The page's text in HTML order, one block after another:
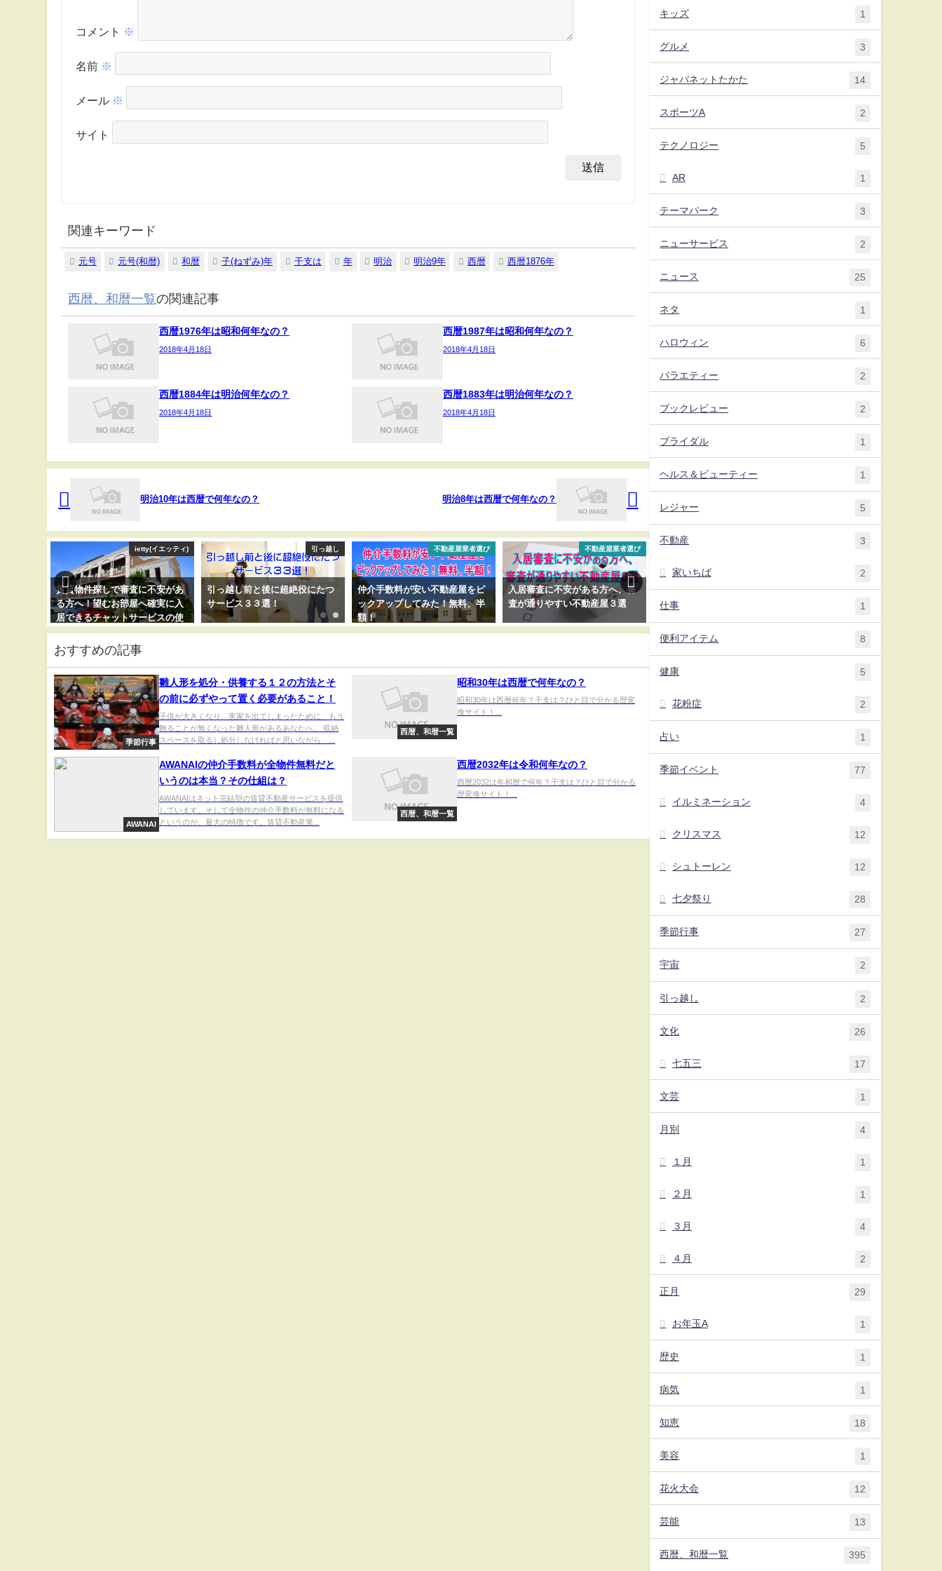
コメント ※
名前 ※
メール ※
サイト
関連キーワード
元号 元号(和暦) 和暦 子(ねずみ)年 干支は 年 明治 明治9年 西暦 西暦1876年
西暦、和暦一覧の関連記事
西暦1976年は昭和何年なの？
2018年4月18日
西暦1987年は昭和何年なの？
2018年4月18日
西暦1884年は明治何年なの？
2018年4月18日
西暦1883年は明治何年なの？
2018年4月18日
明治10年は西暦で何年なの？ 明治8年は西暦で何年なの？
ietty(イエッティ)
賃貸物件探しで審査に不安があ
る方へ！望むお部屋へ確実に入
居できるチャットサービスの使
い方！
引っ越し
引っ越し前と後に超絶役にたつ
サービス３３選！
不動産屋業者選び
仲介手数料が安い不動産屋をピ
ックアップしてみた！無料、半
額！
不動産屋業者選び
入居審査に不安がある方へ、審
査が通りやすい不動産屋３選
引っ越し費用！見積もりをドド
ーンと極限まで安くする誰にで
賃貸物件探しで審査に不安があ
る方へ！望むお部屋へ確実に入
おすすめの記事
季節行事
雛人形を処分・供養する１２の方法とそ
の前に必ずやって置く必要があること！
子供が大きくなり、実家を出てしまったために、もう
飾ることが無くなった雛人形があるあなたへ。 収納
スペースを取るし処分しなければと思いながら、...
西暦、和暦一覧
昭和30年は西暦で何年なの？
昭和30年は西暦何年？干支は？ひと目で分かる歴変
換サイト！...
AWANAI
AWANAIの仲介手数料が全物件無料だと
いうのは本当？その仕組は？
AWANAIはネット完結型の賃貸不動産サービスを提供
しています。そして全物件の仲介手数料が無料になる
というのが、最大の特徴です。賃貸不動産業...
西暦、和暦一覧
西暦2032年は令和何年なの？
西暦2032は年和暦で何年？干支は？ひと目で分かる
歴変換サイト！...
キッズ 1
グルメ 3
ジャパネットたかた 14
スポーツA 2
テクノロジー 5
AR 1
テーマパーク 3
ニューサービス 2
ニュース 25
ネタ 1
ハロウィン 6
バラエティー 2
ブックレビュー 2
ブライダル 1
ヘルス＆ビューティー 1
レジャー 5
不動産 3
家いちば 2
仕事 1
便利アイテム 8
健康 5
花粉症 2
占い 1
季節イベント 77
イルミネーション 4
クリスマス 12
シュトーレン 12
七夕祭り 28
季節行事 27
宇宙 2
引っ越し 2
文化 26
七五三 17
文芸 1
月別 4
１月 1
２月 1
３月 4
４月 2
正月 29
お年玉A 1
歴史 1
病気 1
知恵 18
美容 1
花火大会 12
芸能 13
西暦、和暦一覧 395